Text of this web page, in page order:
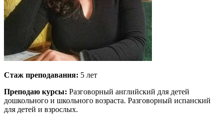
Стаж преподавания: 5 лет
Преподаю курсы: Разговорный английский для детей
дошкольного и школьного возраста. Разговорный испанский
для детей и взрослых.